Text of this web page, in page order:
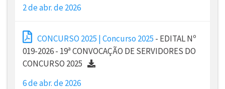
2 de abr. de 2026
CONCURSO 2025 | Concurso 2025 - EDITAL Nº
019-2026 - 19ª CONVOCAÇÃO DE SERVIDORES DO
CONCURSO 2025
6 de abr. de 2026